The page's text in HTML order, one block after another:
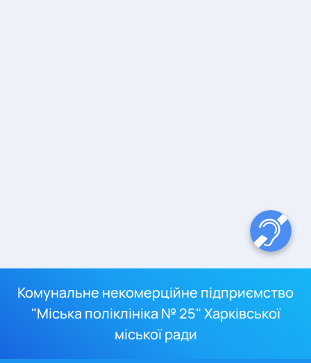
Комунальне некомерційне підприємство
"Міська поліклініка № 25" Харківської
міської ради